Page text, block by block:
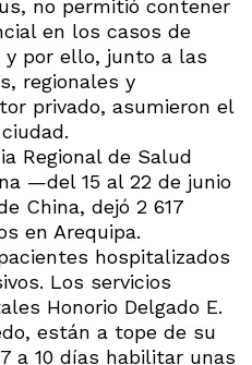
no permitió contener
en los casos de
y por ello, junto a las
regionales y
privado, asumieron el
Regional de Salud
—del 15 al 22 de junio
China, dejó 2 617
en Arequipa.
hospitalizados
Los servicios
Honorio Delgado E.
están a tope de su
a 10 días habilitar unas